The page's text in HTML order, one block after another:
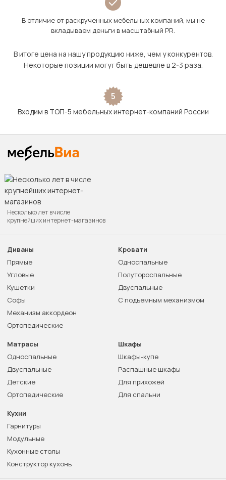
В отличие от раскрученных мебельных компаний, мы не
вкладываем деньги в масштабный PR.
В итоге цена на нашу продукцию ниже, чем у конкурентов.
Некоторые позиции могут быть дешевле в 2-3 раза.
5
Входим в ТОП-5 мебельных интернет-компаний России
Несколько лет в числе
крупнейших интернет-магазинов
Диваны
Прямые
Угловые
Кушетки
Софы
Механизм аккордеон
Ортопедические
Кровати
Односпальные
Полутороспальные
Двуспальные
С подъемным механизмом
Матрасы
Односпальные
Двуспальные
Детские
Ортопедические
Шкафы
Шкафы-купе
Распашные шкафы
Для прихожей
Для спальни
Кухни
Гарнитуры
Модульные
Кухонные столы
Конструктор кухонь